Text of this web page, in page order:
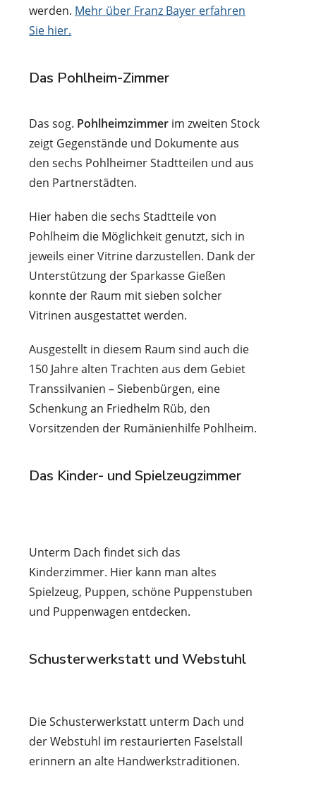
werden. Mehr über Franz Bayer erfahren
Sie hier.
Das Pohlheim-Zimmer
Das sog. Pohlheimzimmer im zweiten Stock
zeigt Gegenstände und Dokumente aus
den sechs Pohlheimer Stadtteilen und aus
den Partnerstädten.
Hier haben die sechs Stadtteile von
Pohlheim die Möglichkeit genutzt, sich in
jeweils einer Vitrine darzustellen. Dank der
Unterstützung der Sparkasse Gießen
konnte der Raum mit sieben solcher
Vitrinen ausgestattet werden.
Ausgestellt in diesem Raum sind auch die
150 Jahre alten Trachten aus dem Gebiet
Transsilvanien – Siebenbürgen, eine
Schenkung an Friedhelm Rüb, den
Vorsitzenden der Rumänienhilfe Pohlheim.
Das Kinder- und Spielzeugzimmer
Unterm Dach findet sich das
Kinderzimmer. Hier kann man altes
Spielzeug, Puppen, schöne Puppenstuben
und Puppenwagen entdecken.
Schusterwerkstatt und Webstuhl
Die Schusterwerkstatt unterm Dach und
der Webstuhl im restaurierten Faselstall
erinnern an alte Handwerkstraditionen.